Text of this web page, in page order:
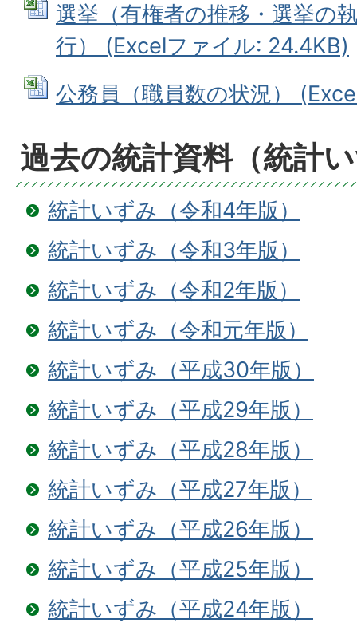
選挙（有権者の推移・選挙の
行） (Excelファイル: 24.4KB)
公務員（職員数の状況）
過去の統計資料（統計
統計いずみ（令和4年版）
統計いずみ（令和3年版）
統計いずみ（令和2年版）
統計いずみ（令和元年版）
統計いずみ（平成30年版）
統計いずみ（平成29年版）
統計いずみ（平成28年版）
統計いずみ（平成27年版）
統計いずみ（平成26年版）
統計いずみ（平成25年版）
統計いずみ（平成24年版）